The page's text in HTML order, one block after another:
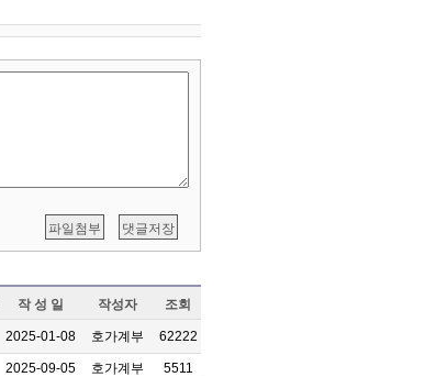
작 성 일 작성자 조회
2025-01-08 호가계부 62222
2025-09-05 호가계부
5511